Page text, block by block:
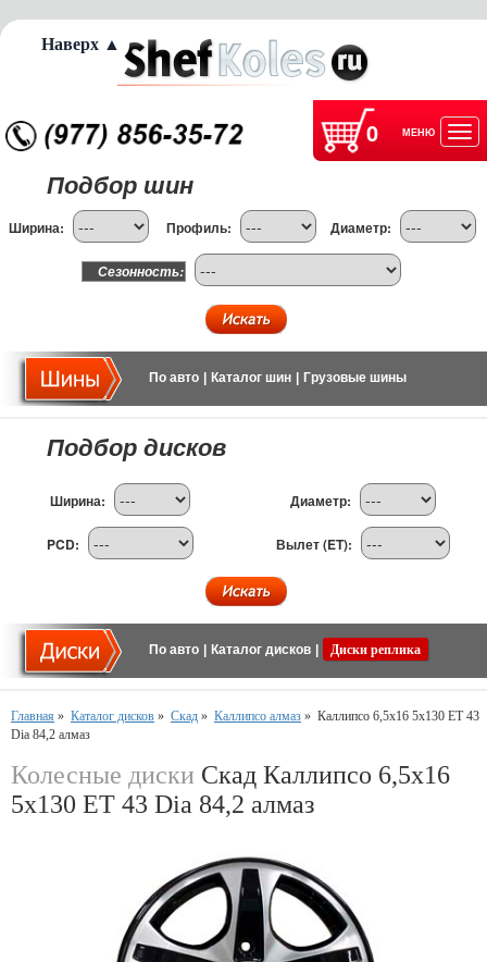
0 МЕНЮ
Подбор шин
Ширина: Профиль: Диаметр:
Сезонность:
По авто Каталог шин Грузовые шины
Подбор дисков
Ширина: Диаметр:
PCD: Вылет (ET):
По авто Каталог дисков Диски реплика
Главная » Каталог дисков » Скад » Каллипсо алмаз » Каллипсо 6,5x16 5x130 ET 43
Dia 84,2 алмаз
Колесные диски Скад Каллипсо 6,5x16
5x130 ET 43 Dia 84,2 алмаз
Наверх ▲